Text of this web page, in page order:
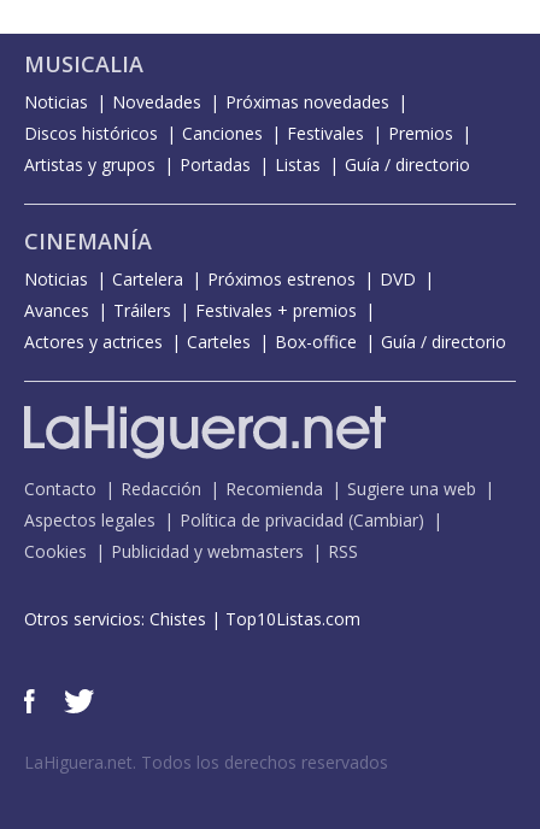
MUSICALIA
Noticias Novedades
Próximas novedades
Discos históricos
Canciones Festivales
Premios
Artistas y grupos
Portadas Listas Guía / directorio
CINEMANÍA
Noticias Cartelera Próximos estrenos
DVD
Avances
Tráilers
Festivales + premios
Actores y actrices
Carteles Box-office Guía / directorio
Contacto Redacción Recomienda
Sugiere una web
Aspectos legales
Política de privacidad (Cambiar)
Cookies
Publicidad y webmasters RSS
Otros servicios: Chistes | Top10Listas.com
LaHiguera.net. Todos los derechos reservados